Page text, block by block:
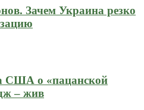
Зачем Украина резко
США о «пацанской
– жив